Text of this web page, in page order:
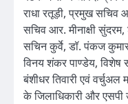
राधा रतूड़ी, प्रमुख सचिव
सचिव आर. मीनाक्षी
सचिन कुर्वे, डॉ. पंकज
विनय शंकर पाण्डेय, विशेष
बंशीधर तिवारी एवं
के जिलाधिकारी और